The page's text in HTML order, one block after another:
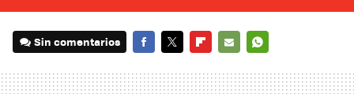
Sin comentarios
MAIL